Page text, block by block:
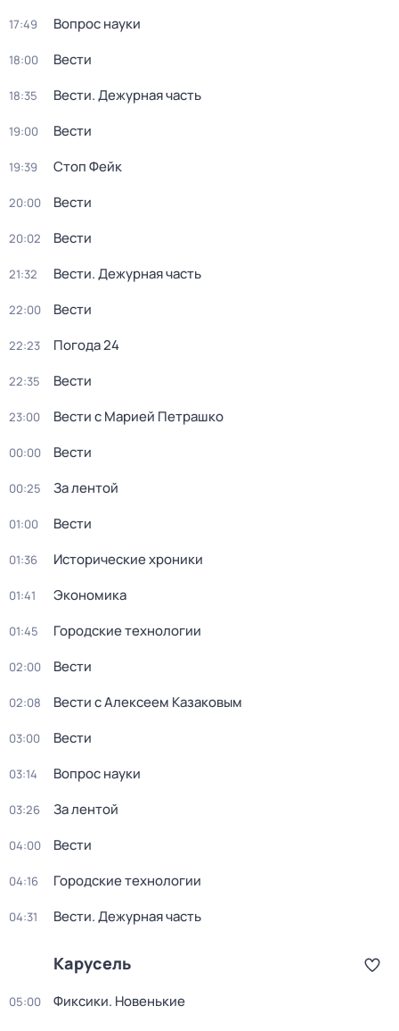
17:49 Вопрос науки
18:00 Вести
18:35 Вести. Дежурная часть
19:00 Вести
19:39 Стоп Фейк
20:00 Вести
20:02 Вести
21:32 Вести. Дежурная часть
22:00 Вести
22:23 Погода 24
22:35 Вести
23:00 Вести с Марией Петрашко
00:00 Вести
00:25 За лентой
01:00 Вести
01:36 Исторические хроники
01:41 Экономика
01:45 Городские технологии
02:00 Вести
02:08 Вести с Алексеем Казаковым
03:00 Вести
03:14 Вопрос науки
03:26 За лентой
04:00 Вести
04:16 Городские технологии
04:31 Вести. Дежурная часть
Карусель
05:00 Фиксики. Новенькие